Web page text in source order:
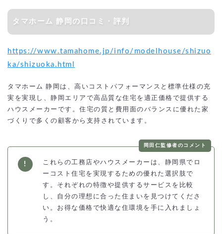
タマホーム 静岡の口コミ・評判
https://www.tamahome.jp/info/modelhouse/shizuo
ka/shizuoka.html
タマホーム 静岡は、高いコストパフォーマンスと標準仕様の充
実を実現し、静岡エリアで高品質な住宅を適正価格で提供する
ハウスメーカーです。住宅の質と費用面のバランスに優れた家
づくりで多くの顧客から支持されています。
岡田仁監修者のコメント
これらの工務店やハウスメーカーは、静岡県でロ
ーコスト住宅を実現するための優れた選択肢で
す。それぞれの特徴や提供するサービスを比較
し、自分の理想に合った住まいを見つけてくださ
い。お得な価格で快適な住環境を手に入れましょ
う。